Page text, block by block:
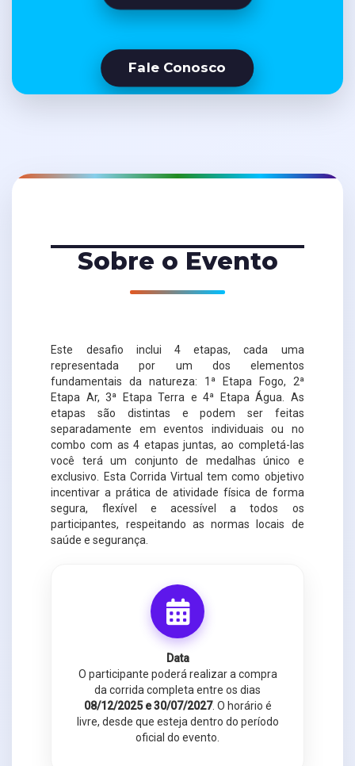
Fale Conosco
Sobre o Evento
Este desafio inclui 4 etapas, cada uma
representada por um dos elementos
fundamentais da natureza: 1ª Etapa Fogo, 2ª
Etapa Ar, 3ª Etapa Terra e 4ª Etapa Água. As
etapas são distintas e podem ser feitas
separadamente em eventos individuais ou no
combo com as 4 etapas juntas, ao completá-las
você terá um conjunto de medalhas único e
exclusivo. Esta Corrida Virtual tem como objetivo
incentivar a prática de atividade física de forma
segura, flexível e acessível a todos os
participantes, respeitando as normas locais de
saúde e segurança.
Data
O participante poderá realizar a compra
da corrida completa entre os dias
08/12/2025 e 30/07/2027. O horário é
livre, desde que esteja dentro do período
oficial do evento.